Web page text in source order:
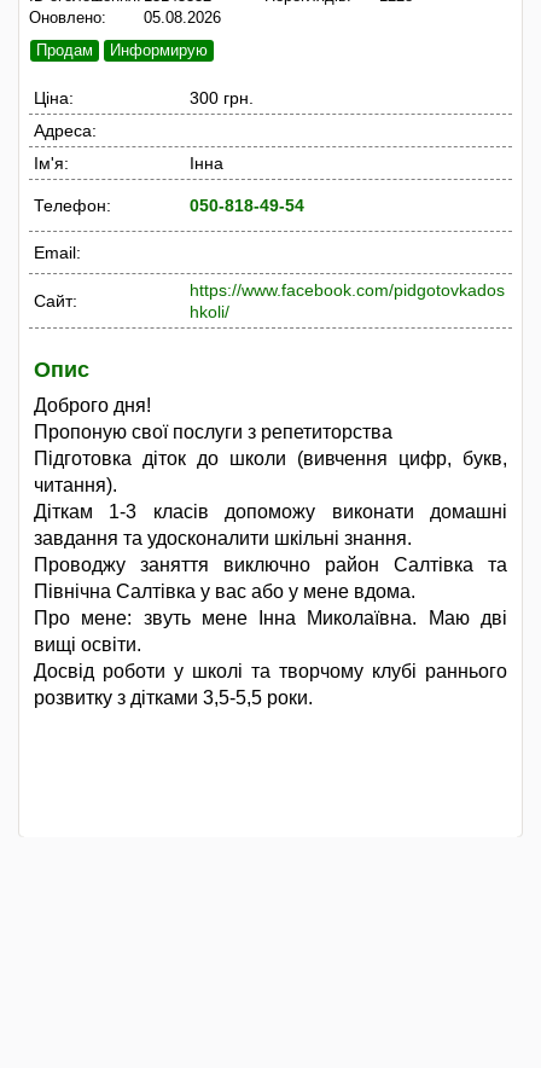
Оновлено:
05.08.2026
Продам Информирую
Ціна:
300 грн.
Адреса:
Ім'я:
Інна
Телефон: 050-818-49-54
Email:
Сайт:
https://www.facebook.com/pidgotovkados
hkoli/
Опис
Доброго дня!
Пропоную свої послуги з репетиторства
Підготовка діток до школи (вивчення цифр, букв,
читання).
Діткам 1-3 класів допоможу виконати домашні
завдання та удосконалити шкільні знання.
Проводжу заняття виключно район Салтівка та
Північна Салтівка у вас або у мене вдома.
Про мене: звуть мене Інна Миколаївна. Маю дві
вищі освіти.
Досвід роботи у школі та творчому клубі раннього
розвитку з дітками 3,5-5,5 роки.